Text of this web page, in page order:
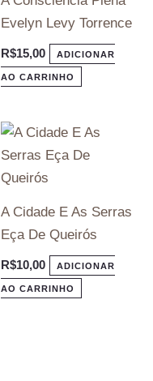
Evelyn Levy Torrence
R$15,00 ADICIONAR
AO CARRINHO
A Cidade E As Serras
Eça De Queirós
R$10,00 ADICIONAR
AO CARRINHO